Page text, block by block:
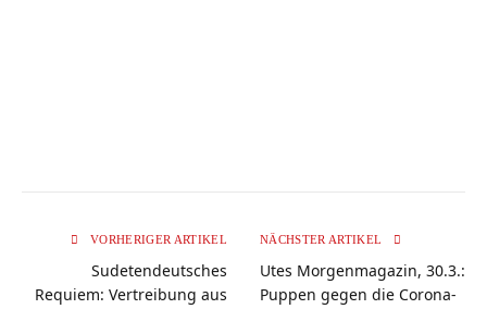
VORHERIGER ARTIKEL
Sudetendeutsches
Requiem: Vertreibung aus
NÄCHSTER ARTIKEL
Utes Morgenmagazin, 30.3.:
Puppen gegen die Corona-